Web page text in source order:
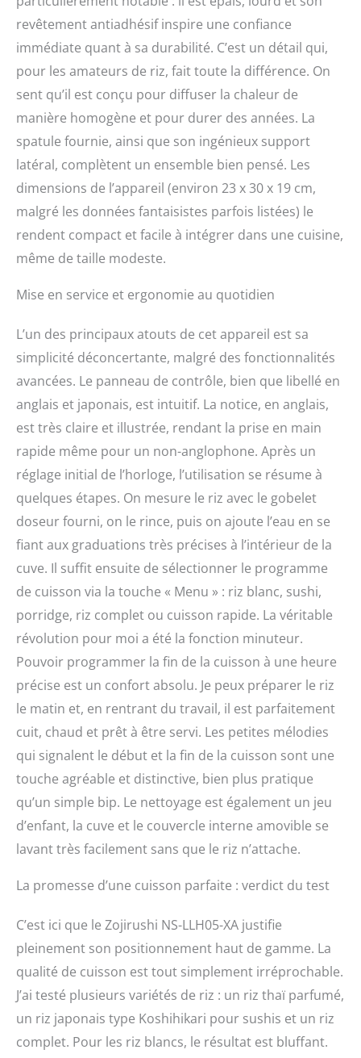
revêtement antiadhésif inspire une confiance
immédiate quant à sa durabilité. C’est un détail qui,
pour les amateurs de riz, fait toute la différence. On
sent qu’il est conçu pour diffuser la chaleur de
manière homogène et pour durer des années. La
spatule fournie, ainsi que son ingénieux support
latéral, complètent un ensemble bien pensé. Les
dimensions de l’appareil (environ 23 x 30 x 19 cm,
malgré les données fantaisistes parfois listées) le
rendent compact et facile à intégrer dans une cuisine,
même de taille modeste.
Mise en service et ergonomie au quotidien
L’un des principaux atouts de cet appareil est sa
simplicité déconcertante, malgré des fonctionnalités
avancées. Le panneau de contrôle, bien que libellé en
anglais et japonais, est intuitif. La notice, en anglais,
est très claire et illustrée, rendant la prise en main
rapide même pour un non-anglophone. Après un
réglage initial de l’horloge, l’utilisation se résume à
quelques étapes. On mesure le riz avec le gobelet
doseur fourni, on le rince, puis on ajoute l’eau en se
fiant aux graduations très précises à l’intérieur de la
cuve. Il suffit ensuite de sélectionner le programme
de cuisson via la touche « Menu » : riz blanc, sushi,
porridge, riz complet ou cuisson rapide. La véritable
révolution pour moi a été la fonction minuteur.
Pouvoir programmer la fin de la cuisson à une heure
précise est un confort absolu. Je peux préparer le riz
le matin et, en rentrant du travail, il est parfaitement
cuit, chaud et prêt à être servi. Les petites mélodies
qui signalent le début et la fin de la cuisson sont une
touche agréable et distinctive, bien plus pratique
qu’un simple bip. Le nettoyage est également un jeu
d’enfant, la cuve et le couvercle interne amovible se
lavant très facilement sans que le riz n’attache.
La promesse d’une cuisson parfaite : verdict du test
C’est ici que le Zojirushi NS-LLH05-XA justifie
pleinement son positionnement haut de gamme. La
qualité de cuisson est tout simplement irréprochable.
J’ai testé plusieurs variétés de riz : un riz thaï parfumé,
un riz japonais type Koshihikari pour sushis et un riz
complet. Pour les riz blancs, le résultat est bluffant.